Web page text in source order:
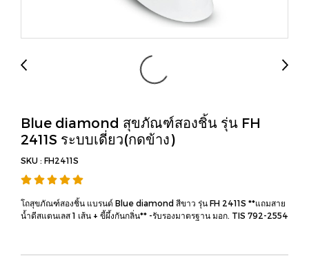
Blue diamond สุขภัณฑ์สองชิ้น รุ่น FH
2411S ระบบเดี่ยว(กดข้าง)
SKU : FH2411S
โถสุขภัณฑ์สองชิ้น แบรนด์ Blue diamond สีขาว รุ่น FH 2411S **แถมสาย
น้ำดีสแตนเลส 1 เส้น + ขี้ผึ้งกันกลิ่น** -รับรองมาตรฐาน มอก. TIS 792-2554